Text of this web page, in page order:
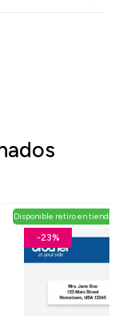
-23%
Disponible retiro en tienda